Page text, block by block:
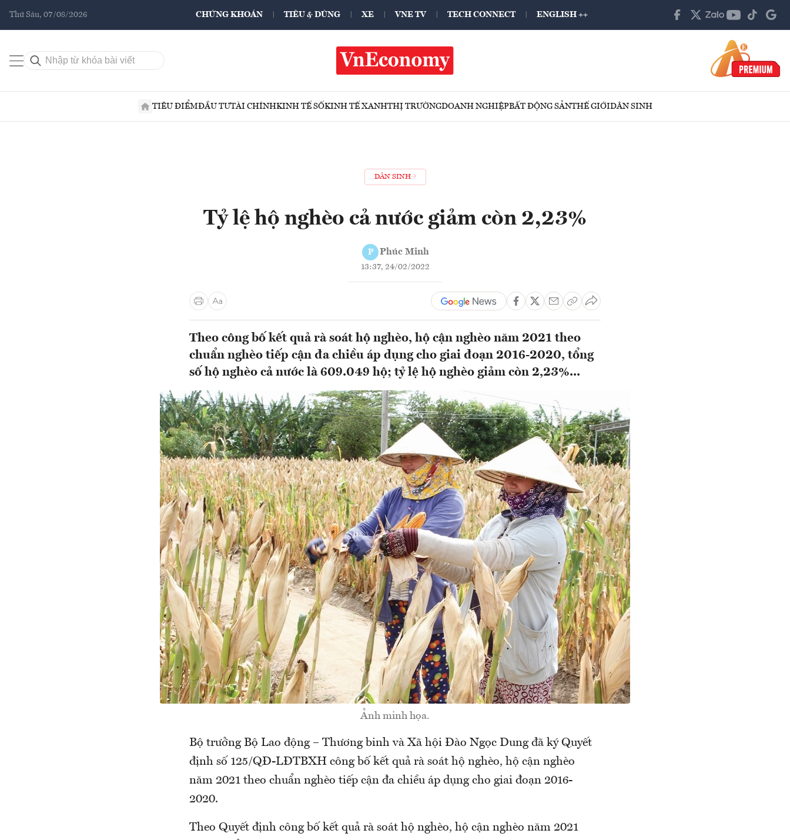
Thứ Sáu, 07/08/2026 CHỨNG KHOÁN TIÊU & DÙNG XE VNE TV TECH CONNECT ENGLISH ++
TIÊU ĐIỂMĐẦU TƯTÀI CHÍNHKINH TẾ SỐKINH TẾ XANHTHỊ TRƯỜNGDOANH NGHIỆPBẤT ĐỘNG SẢNTHẾ GIỚIDÂN SINH
DÂN SINH
Tỷ lệ hộ nghèo cả nước giảm còn 2,23%
P Phúc Minh
13:37, 24/02/2022
Theo công bố kết quả rà soát hộ nghèo, hộ cận nghèo năm 2021 theo
chuẩn nghèo tiếp cận đa chiều áp dụng cho giai đoạn 2016-2020, tổng
số hộ nghèo cả nước là 609.049 hộ; tỷ lệ hộ nghèo giảm còn 2,23%...
Ảnh minh họa.
Bộ trưởng Bộ Lao động – Thương binh và Xã hội Đào Ngọc Dung đã ký Quyết
định số 125/QĐ-LĐTBXH công bố kết quả rà soát hộ nghèo, hộ cận nghèo
năm 2021 theo chuẩn nghèo tiếp cận đa chiều áp dụng cho giai đoạn 2016-
2020.
Theo Quyết định công bố kết quả rà soát hộ nghèo, hộ cận nghèo năm 2021